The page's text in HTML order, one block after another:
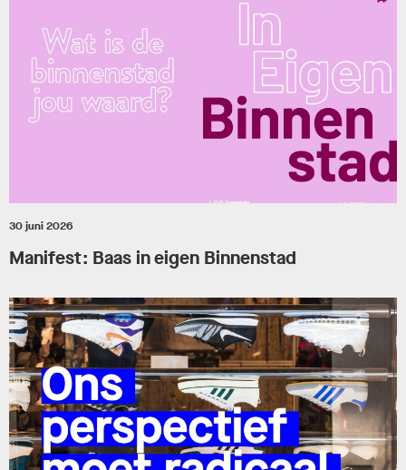
30 juni 2026
Manifest: Baas in eigen Binnenstad